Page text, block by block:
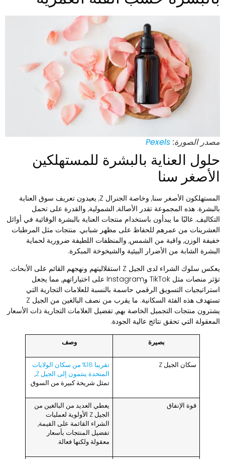
الصورة:Pexels
العناية بالبشرة للمستهلكين
سنا
المستهلكون الأصغر سنا, وخاصة الجنرال Z, يعيدون تعريف سوق العناية
هذه المجموعة تقدر الأصالة, الشمولية, والقدرة على تحمل
غالبًا ما يبدأون باستخدام منتجات العناية بالبشرة الوقائية في أوائل
من عمرهم للحفاظ على مظهر شبابي. منتجات مثل المرطبات
الوزن, واقية من الشمس, والمنظفات اللطيفة ضرورية لحماية
الشابة من الأضرار البيئية والشيخوخة المبكرة.
يعكس سلوك الشراء لدى الجيل Z استقلاليتهم ونهجهم القائم على الأبحاث.
تؤثر منصات مثل TikTok وInstagram على اختياراتهم, مما يجعل
التسويق الرقمي حاسمة بالنسبة للعلامات التجارية التي
تستهدف هذه الفئة السكانية. ما يقرب من نصف البالغين من الجيل Z
منتجات التجميل الخاصة بهم, تفضيل العلامات التجارية ذات الأسعار
التي تحقق نتائج عالية الجودة.
بصيرة وصف
سكان الجيل Z
تقريبا 18% من سكان الولايات
المتحدة ينتمون إلى الجيل Z ,
تمثل شريحة كبيرة من السوق.
قوة الإنفاق
يعطي العديد من البالغين من
الجيل Z الأولوية لعمليات
الشراء القائمة على القيمة,
تفضيل المنتجات بأسعار
معقولة ولكنها فعالة.